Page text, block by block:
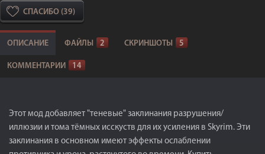
СПАСИБО (39)
ОПИСАНИЕ ФАЙЛЫ 2 СКРИНШОТЫ 5
КОММЕНТАРИИ 14
Этот мод добавляет "теневые" заклинания разрушения/
иллюзии и тома тёмных исскуств для их усиления в Skyrim. Эти
заклинания в основном имеют эффекты ослаблении